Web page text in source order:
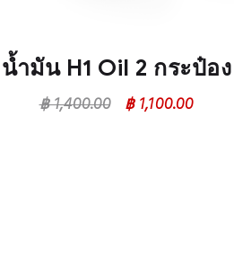
น้ำมัน H1 Oil 2 กระป๋อง
฿1,400.00 ฿1,100.00